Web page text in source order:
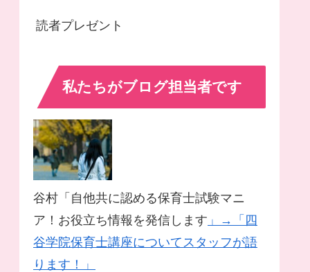
読者プレゼント
私たちがブログ担当者です
谷村「自他共に認める保育士試験マニ
ア！お役立ち情報を発信します 」→「四
谷学院保育士講座についてスタッフが語
ります！」